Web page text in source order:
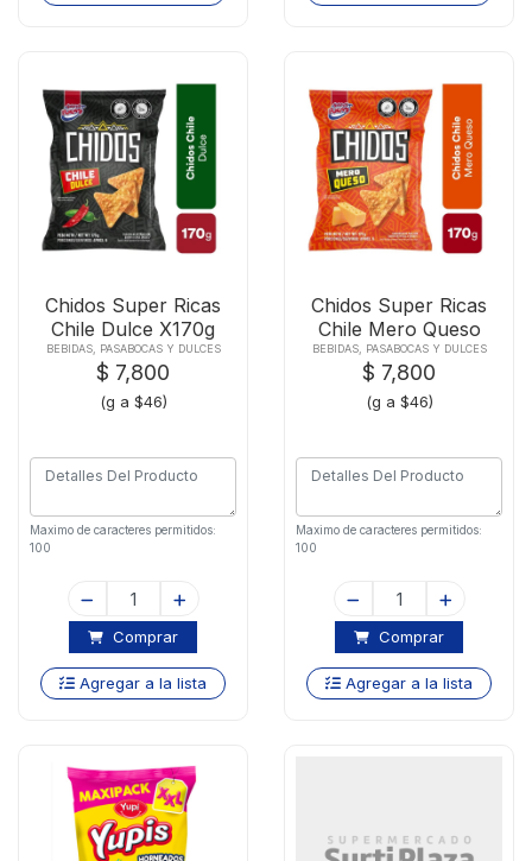
Chidos Super Ricas
Chile Dulce X170g
BEBIDAS, PASABOCAS Y DULCES
$ 7,800
(g a $46)
Maximo de caracteres permitidos:
100
Comprar
Agregar a la lista
Chidos Super Ricas
Chile Mero Queso
X170g
BEBIDAS, PASABOCAS Y DULCES
$ 7,800
(g a $46)
Maximo de caracteres permitidos:
100
Comprar
Agregar a la lista